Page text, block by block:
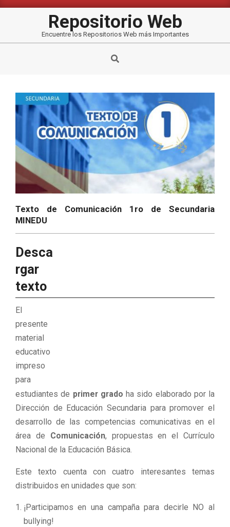
Repositorio Web
Encuentre los Repositorios Web más Importantes
Buscar
Texto de Comunicación 1ro de Secundaria
MINEDU
Desca
rgar
texto
El
presente
material
educativo
impreso
para
estudiantes de primer grado ha sido elaborado por la
Dirección de Educación Secundaria para promover el
desarrollo de las competencias comunicativas en el
área de Comunicación, propuestas en el Currículo
Nacional de la Educación Básica.
Este texto cuenta con cuatro interesantes temas
distribuidos en unidades que son:
¡Participamos en una campaña para decirle NO al
bullying!